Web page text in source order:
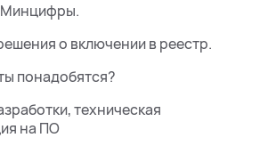
Минцифры.
о включении в реестр.
понадобятся?
техническая
на ПО